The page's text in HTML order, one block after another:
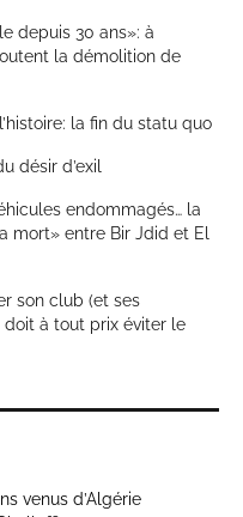
depuis 30 ans»: à
la démolition de
la fin du statu quo
désir d’exil
endommagés… la
mort» entre Bir Jdid et El
son club (et ses
doit à tout prix éviter le
venus d’Algérie